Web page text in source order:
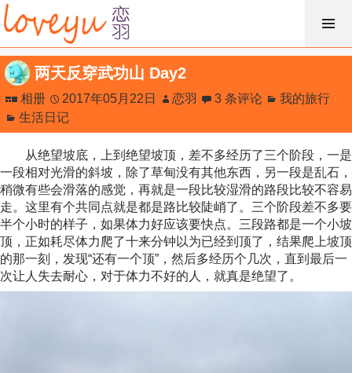
跳
过
内
容
两天反穿武功山 Day2
相册 2017年05月22日 恋羽 3 条评论
我的旅行
生活日记
从绝望坡底，上到绝望坡顶，差不多经历了三个阶段，一是
一段相对光滑的斜坡，除了草甸没有其他东西，另一段是乱石，
稍微有些会滑落的感觉，再就是一段比较湿滑的路段比较不容易
走。这里有个共同点就是都是路比较陡峭了。三个阶段差不多要
半个小时的样子，如果体力好应该要快点。三段路都是一个小坡
顶，正如耗尽体力爬了十来分钟以为已经到顶了，结果爬上坡顶
的那一刻，发现“还有一个顶”，然后多经历个几次，直到最后一
次让人失去耐心，对于体力不好的人，就真是绝望了。